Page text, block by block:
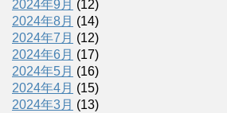
2024年9月 (12)
2024年8月 (14)
2024年7月 (12)
2024年6月 (17)
2024年5月 (16)
2024年4月 (15)
2024年3月 (13)